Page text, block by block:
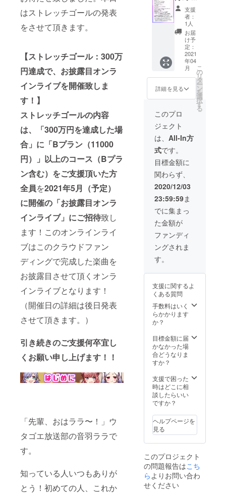
はストレッチゴールの発表
をさせて頂きます。
【ストレッチゴール：300万
円達成で、お披露目オンラ
インライブを開催致しま
す！】
ストレッチゴールの内容
は、「300万円を達成した場
合」に 「Bプラン（11000
円）」以上のコース（Bプラ
ン含む）をご支援頂いた方
全員を2021年5月（予定）
に開催の「お披露目オンラ
インライブ」にご招待致し
ます！このオンラインライ
ブはこのクラウドファン
ディングで完成した楽曲を
お披露目させて頂くオンラ
インライブとなります！
（開催日の詳細は後日発表
させて頂きます。）
引き続きのご支援何卒宜し
くお願い申し上げます！！
「先輩、おはララ〜！」ウ
タゴエ放送部の音羽ララで
す。
知っている人いつもありが
とう！初めての人、これか
オリジ
ナルタ
ペスト
リーの
先行配
布 ※イ
ラスト
レー
ターは
選考中
・ボイ
ナルマ
グカッ
プの配
布 ・お
名前入
りサイ
ン色紙
※「支援
者クレ
ジット
入りの
カー
ド」
「お名
前入り
サイン
色紙」
に関し
ては、
10文字
以内。
備考欄
でご希
望のお
名前を
ご教授
くださ
い。本
名の
他、ご
希望名
いませ
序良俗
に反す
る単語
が含ま
れる場
名前を
入れる
ことが
できな
がござ
いま
す。
す。 ・
完成CD
現物 ・
オリジ
ナルタ
ペスト
リーの
先行配
布 ※イ
ラスト
レー
ターは
選考中
・ボイ
スドラ
マ ・ク
ラウド
ファン
ディン
グ限定
オリジ
ナルマ
グカッ
プの配
布 ・お
名前入
りサイ
ン色紙
※「支援
者クレ
ジット
ド」
前入り
サイン
色紙」
に関し
ては、
以内。
備考欄
でご希
望のお
ご教授
くださ
い。本
名の
希望名
でも問
題ござ
いませ
序良俗
に反す
る単語
が含ま
れる場
バッジ
の先行
配布 ・
限定ボ
イス
メッ
セージ
配布 ・
３人の
曲感想
トーク
ボイス
※トーク
ボイス
の話題
は、本
CFで制
作する3
曲が対
象とな
りま
す。 ・
完成CD
現物 ・
オリジ
ナルタ
ペスト
リーの
先行配
布 ※イ
ラスト
選考中
スドラ
マ ・ク
ラウド
ファン
ディン
オリジ
ナルマ
グカッ
プの配
名前入
りサイ
ン色紙
※「支援
ジット
入りの
カー
ド」
前入り
サイン
色紙」
に関し
ては、
ン ・限
定ビデ
オレ
ター ・
支援者
クレ
ジット
入りの
カード
の配布
・限定
ステッ
カー ・
アクリ
ルキー
ホル
ダーの
先行配
布 ・オ
リジナ
ル缶
バッジ
の先行
配布 ・
限定ボ
イス
メッ
セージ
配布 ・
３人の
曲感想
※トーク
の話題
は、本
CFで制
作する3
曲が対
りま
す。 ・
完成CD
現物 ・
ナルタ
ペスト
リーの
先行配
ラスト
レー
ターは
選考中
スドラ
マ ・ク
ラウド
ファン
ディン
支援
者：
1人
お届
け予
定：
2021
年04
月
詳細を見る
こ
の
リ
タ
ー
ン
を
選
択
す
る
このプロ
ジェクト
は、 All-In方
式です。
目標金額に
関わらず、
2020/12/03
23:59:59ま
でに集まっ
た金額が
ファンディ
ングされま
す。
支援に関するよ
くある質問
手数料はいく
らかかります
か？
目標金額に届
かなかった場
合どうなりま
すか？
支援で困った
時はどこに相
談したらいい
ですか？
ヘルプページを
見る
このプロジェクト
の問題報告はこち
らよりお問い合わ
せください